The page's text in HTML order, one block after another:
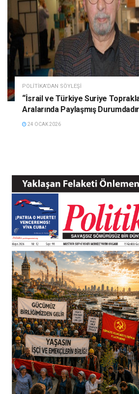
POLITIKA'DAN SÖYLEŞI
“İsrail ve Türkiye Suriye
Aralarında Paylaşmış
24 OCAK 2026